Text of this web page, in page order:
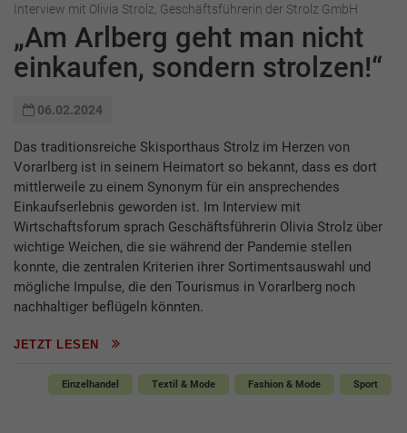
Interview mit Olivia Strolz, Geschäftsführerin der Strolz GmbH
„Am Arlberg geht man nicht
einkaufen, sondern strolzen!“
06.02.2024
Das traditionsreiche Skisporthaus Strolz im Herzen von
Vorarlberg ist in seinem Heimatort so bekannt, dass es dort
mittlerweile zu einem Synonym für ein ansprechendes
Einkaufserlebnis geworden ist. Im Interview mit
Wirtschaftsforum sprach Geschäftsführerin Olivia Strolz über
wichtige Weichen, die sie während der Pandemie stellen
konnte, die zentralen Kriterien ihrer Sortimentsauswahl und
mögliche Impulse, die den Tourismus in Vorarlberg noch
nachhaltiger beflügeln könnten.
JETZT LESEN
Einzelhandel Textil & Mode Fashion & Mode Sport